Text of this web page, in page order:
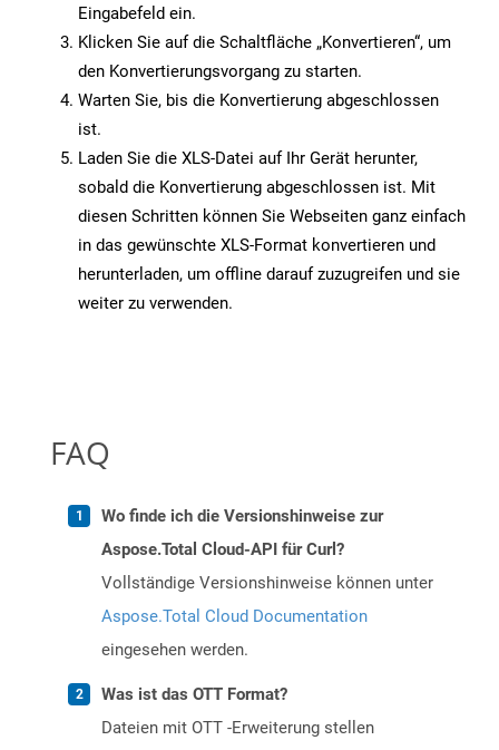
Eingabefeld ein.
Klicken Sie auf die Schaltfläche „Konvertieren“, um
den Konvertierungsvorgang zu starten.
Warten Sie, bis die Konvertierung abgeschlossen
ist.
Laden Sie die XLS-Datei auf Ihr Gerät herunter,
sobald die Konvertierung abgeschlossen ist. Mit
diesen Schritten können Sie Webseiten ganz einfach
in das gewünschte XLS-Format konvertieren und
herunterladen, um offline darauf zuzugreifen und sie
weiter zu verwenden.
FAQ
Wo finde ich die Versionshinweise zur
Aspose.Total Cloud-API für Curl?
Vollständige Versionshinweise können unter
Aspose.Total Cloud Documentation
eingesehen werden.
Was ist das OTT Format?
Dateien mit OTT -Erweiterung stellen